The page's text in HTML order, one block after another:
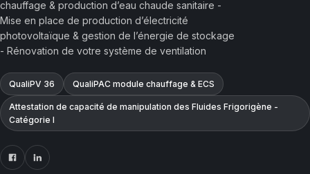
chauffage & production d’eau chaude sanitaire -
Mise en place de production d’électricité
photovoltaïque & gestion de l’énergie de stockage
- Rénovation de votre système de ventilation
QualiPV 36 QualiPAC module chauffage & ECS
Attestation de capacité de manipulation des Fluides Frigorigène -
Catégorie I